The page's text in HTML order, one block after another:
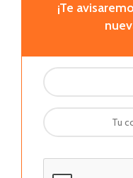
¡Te